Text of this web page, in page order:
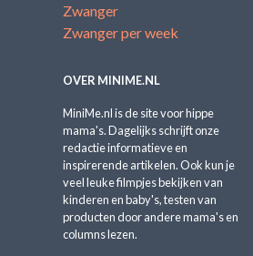
Zwanger
Zwanger per week
OVER MINIME.NL
MiniMe.nl is de site voor hippe
mama's. Dagelijks schrijft onze
redactie informatieve en
inspirerende artikelen. Ook kun je
veel leuke filmpjes bekijken van
kinderen en baby's, testen van
producten door andere mama's en
columns lezen.